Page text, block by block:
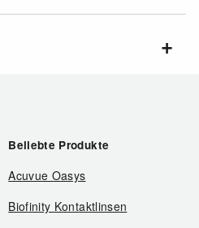
Beliebte Produkte
Acuvue Oasys
Biofinity Kontaktlinsen